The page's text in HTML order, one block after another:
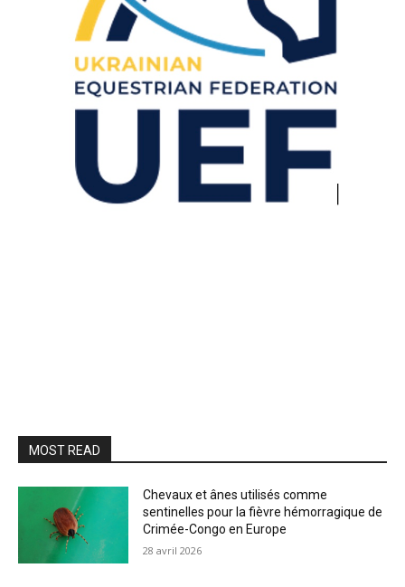
MOST READ
Chevaux et ânes utilisés comme
sentinelles pour la fièvre hémorragique de
Crimée-Congo en Europe
28 avril 2026